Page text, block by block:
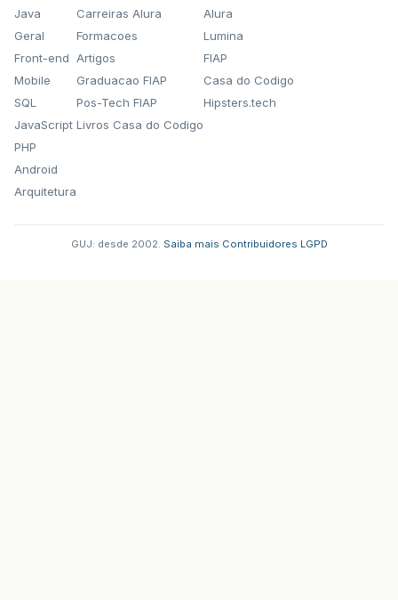
Java
Geral
Front-end
Mobile
SQL
JavaScript
PHP
Android
Arquitetura
Carreiras Alura
Formacoes
Artigos
Graduacao FIAP
Pos-Tech FIAP
Livros Casa do Codigo
Alura
Lumina
FIAP
Casa do Codigo
Hipsters.tech
GUJ: desde 2002. Saiba mais Contribuidores LGPD